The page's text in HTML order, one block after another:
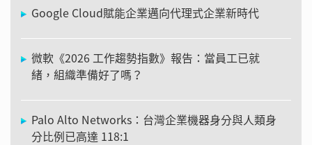
Google Cloud賦能企業邁向代理式企業新時代
微軟《2026 工作趨勢指數》報告：當員工已就
緒，組織準備好了嗎？
Palo Alto Networks：台灣企業機器身分與人類身
分比例已高達 118:1